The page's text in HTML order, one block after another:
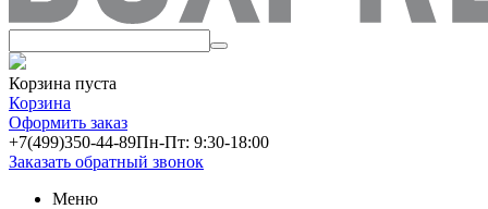
Корзина пуста
Корзина
Оформить заказ
+7(499)350-44-89Пн-Пт: 9:30-18:00
Заказать обратный звонок
Меню